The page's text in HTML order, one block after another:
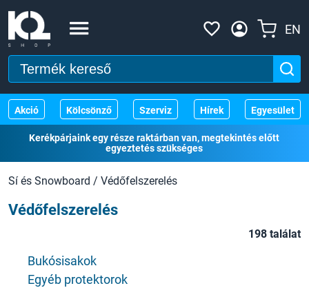
EN
Akció Kölcsönző Szerviz Hírek Egyesület
Kerékpárjaink egy része raktárban van, megtekintés előtt
egyeztetés szükséges
Sí és Snowboard / Védőfelszerelés
Védőfelszerelés
198 találat
Bukósisakok
Egyéb protektorok